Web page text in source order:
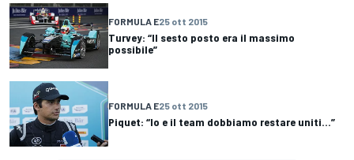
FORMULA E25 ott 2015
Turvey: “Il sesto posto era il massimo
possibile”
FORMULA E25 ott 2015
Piquet: “Io e il team dobbiamo restare uniti...”